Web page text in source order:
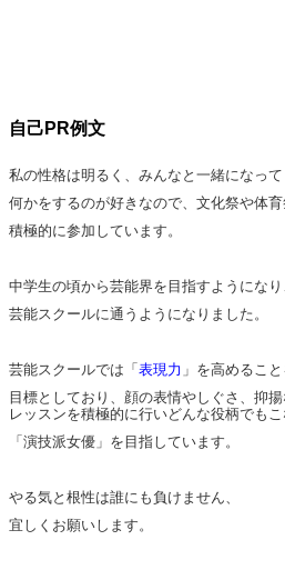
自己PR例文
私の性格は明るく、みんなと一緒になって
何かをするのが好きなので、文化祭や体
積極的に参加しています。
中学生の頃から芸能界を目指すようになり
芸能スクールに通うようになりました。
芸能スクールでは「 表現力 」を高めること
目標としており、顔の表情やしぐさ、抑
レッスンを積極的に行いどんな役柄でも
「演技派女優」を目指しています。
やる気と根性は誰にも負けません、
宜しくお願いします。